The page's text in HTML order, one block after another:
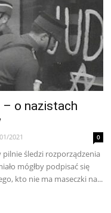
– o nazistach
2021 0
pilnie śledzi rozporządzenia
mógłby podpisać się
kto nie ma maseczki na...